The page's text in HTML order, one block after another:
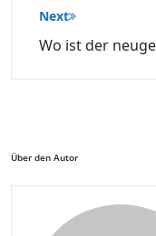
Next
Wo ist der
Über den Autor